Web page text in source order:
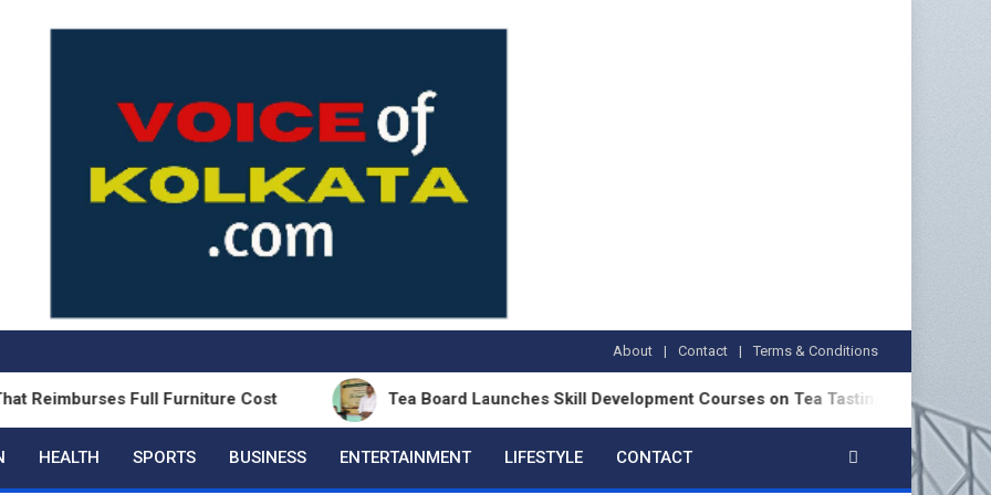
About Contact Terms & Conditions
Full Furniture Cost Tea Board Launches Skill Development Courses on Tea Tasting at Darjeeling Tea
HEALTH SPORTS BUSINESS ENTERTAINMENT LIFESTYLE CONTACT